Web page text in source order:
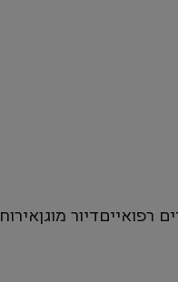
רפואייםדיור מוגןאירוח